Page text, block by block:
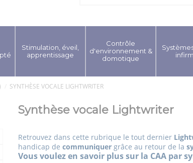
Stimulation, éveil,
apprentissage
Contrôle
d'environnement &
domotique
SYNTHÈSE VOCALE LIGHTWRITER
Synthèse vocale Lightwriter
Retrouvez dans cette rubrique le tout dernier
handicap de communiquergrâce au retour de la
Vous voulez en savoir plus sur la CAA par